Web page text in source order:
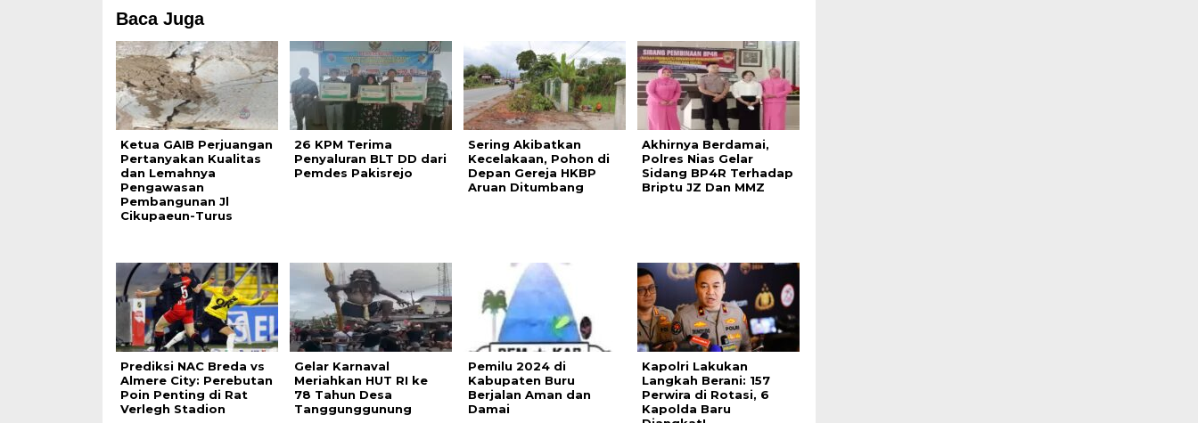
Baca Juga
Ketua GAIB Perjuangan
Pertanyakan Kualitas
dan Lemahnya
Pengawasan
Pembangunan Jl
Cikupaeun-Turus
26 KPM Terima
Penyaluran BLT DD dari
Pemdes Pakisrejo
Sering Akibatkan
Kecelakaan, Pohon di
Depan Gereja HKBP
Aruan Ditumbang
Akhirnya Berdamai,
Polres Nias Gelar
Sidang BP4R Terhadap
Briptu JZ Dan MMZ
Prediksi NAC Breda vs
Almere City: Perebutan
Poin Penting di Rat
Verlegh Stadion
Gelar Karnaval
Meriahkan HUT RI ke
78 Tahun Desa
Tanggunggunung
Pemilu 2024 di
Kabupaten Buru
Berjalan Aman dan
Damai
Kapolri Lakukan
Langkah Berani: 157
Perwira di Rotasi, 6
Kapolda Baru